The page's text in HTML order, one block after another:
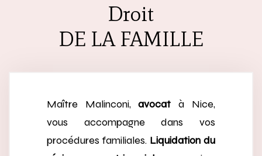
Droit
DE LA FAMILLE
Maître Malinconi,avocat à Nice,
vous accompagne dans vos
procédures familiales. Liquidation du